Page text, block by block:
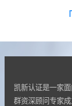
凯新认证是一家
群资深顾问专家